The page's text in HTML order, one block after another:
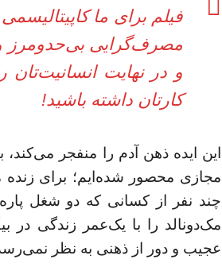
فیلم برای ما
مصرف‌گرایی بی‌حدومرز
و در نهایت
کارتان داشته باشید!
این ایده ذهن آدم را منفجر
مجازی محصور شده‌ایم؛ برای زنده
چند نفر از کسانی که دو شغل
مک‌دونالد را با یک‌عمر زندگی در
عجیب و دور از ذهنی به نظر